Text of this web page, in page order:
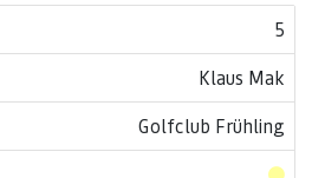
5
Klaus Mak
Golfclub Frühling